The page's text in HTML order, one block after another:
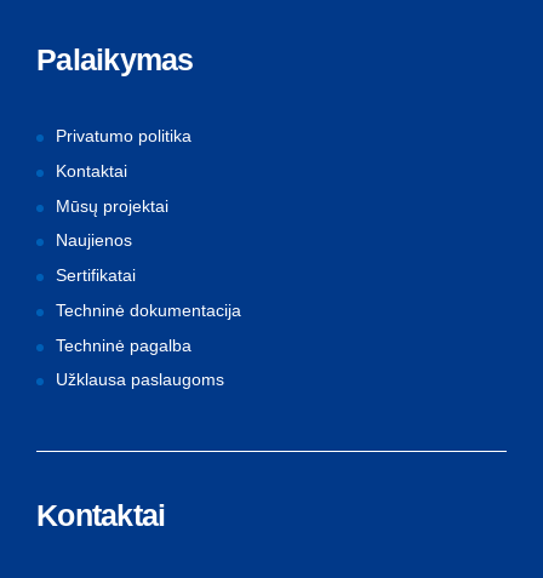
Palaikymas
Privatumo politika
Kontaktai
Mūsų projektai
Naujienos
Sertifikatai
Techninė dokumentacija
Techninė pagalba
Užklausa paslaugoms
Kontaktai